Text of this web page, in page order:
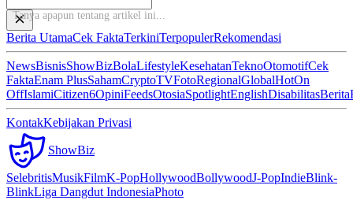
Tanya ap
Berita UtamaCek FaktaTerkiniTerpopulerRekomendasi
NewsBisnisShowBizBolaLifestyleKesehatanTeknoOtomotifCek
FaktaEnam PlusSahamCryptoTVFotoRegionalGlobalHotOn
OffIslamiCitizen6OpiniFeedsOtosiaSpotlightEnglishDisabilitasBerita
KontakKebijakan Privasi
ShowBiz
SelebritisMusikFilmK-PopHollywoodBollywoodJ-PopIndieBlink-
BlinkLiga Dangdut IndonesiaPhoto